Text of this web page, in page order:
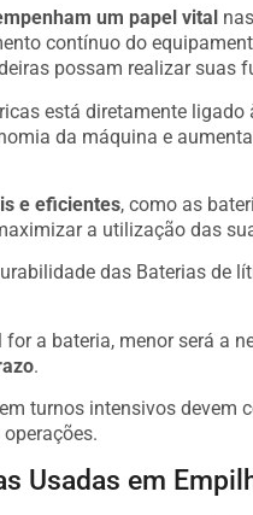
um papel vital
contínuo do
possam realizar suas
está diretamente ligado
da máquina e
e eficientes, como as
a utilização das
das Baterias de
a bateria, menor será a
.
turnos intensivos devem
Usadas em